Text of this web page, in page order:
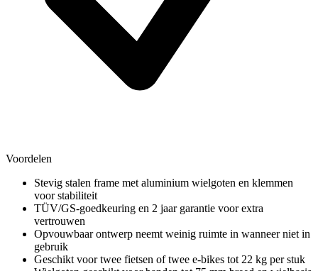
Voordelen
Stevig stalen frame met aluminium wielgoten en klemmen
voor stabiliteit
TÜV/GS-goedkeuring en 2 jaar garantie voor extra
vertrouwen
Opvouwbaar ontwerp neemt weinig ruimte in wanneer niet in
gebruik
Geschikt voor twee fietsen of twee e-bikes tot 22 kg per stuk